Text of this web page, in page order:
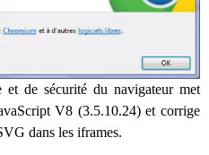
de sécurité du navigateur met
V8 (3.5.10.24) et corrige
dans les iframes.